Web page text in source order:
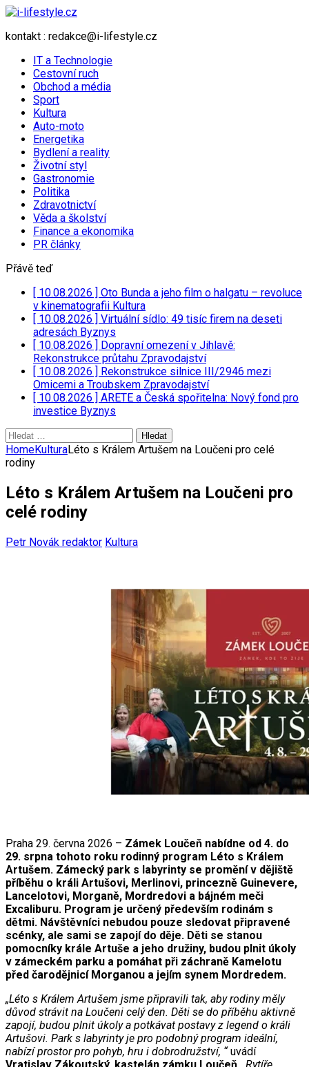
kontakt : redakce@i-lifestyle.cz
IT a Technologie
Cestovní ruch
Obchod a média
Sport
Kultura
Auto-moto
Energetika
Bydlení a reality
Životní styl
Gastronomie
Politika
Zdravotnictví
Věda a školství
Finance a ekonomika
PR články
Přávě teď
[ 10.08.2026 ] Oto Bunda a jeho film o halgatu – revoluce
v kinematografii Kultura
[ 10.08.2026 ] Virtuální sídlo: 49 tisíc firem na deseti
adresách Byznys
[ 10.08.2026 ] Dopravní omezení v Jihlavě:
Rekonstrukce průtahu Zpravodajství
[ 10.08.2026 ] Rekonstrukce silnice III/2946 mezi
Omicemi a Troubskem Zpravodajství
[ 10.08.2026 ] ARETE a Česká spořitelna: Nový fond pro
investice Byznys
Vyhledávání
HomeKulturaLéto s Králem Artušem na Loučeni pro celé
rodiny
Léto s Králem Artušem na Loučeni pro
celé rodiny
Petr Novák redaktor Kultura
Praha 29. června 2026 – Zámek Loučeň nabídne od 4. do
29. srpna tohoto roku rodinný program Léto s Králem
Artušem. Zámecký park s labyrinty se promění v dějiště
příběhu o králi Artušovi, Merlinovi, princezně Guinevere,
Lancelotovi, Morganě, Mordredovi a bájném meči
Excaliburu. Program je určený především rodinám s
dětmi. Návštěvníci nebudou pouze sledovat připravené
scénky, ale sami se zapojí do děje. Děti se stanou
pomocníky krále Artuše a jeho družiny, budou plnit úkoly
v zámeckém parku a pomáhat při záchraně Kamelotu
před čarodějnicí Morganou a jejím synem Mordredem.
„Léto s Králem Artušem jsme připravili tak, aby rodiny měly
důvod strávit na Loučeni celý den. Děti se do příběhu aktivně
zapojí, budou plnit úkoly a potkávat postavy z legend o králi
Artušovi. Park s labyrinty je pro podobný program ideální,
nabízí prostor pro pohyb, hru i dobrodružství, “uvádí